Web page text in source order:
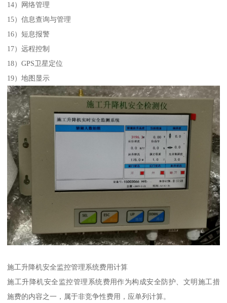
14）网络管理
15）信息查询与管理
16）短息报警
17）远程控制
18）GPS卫星定位
19）地图显示
施工升降机安全监控管理系统费用计算
施工升降机安全监控管理系统费用作为构成安全防护、文明施工措
施费的内容之一，属于非竞争性费用，应单列计算。